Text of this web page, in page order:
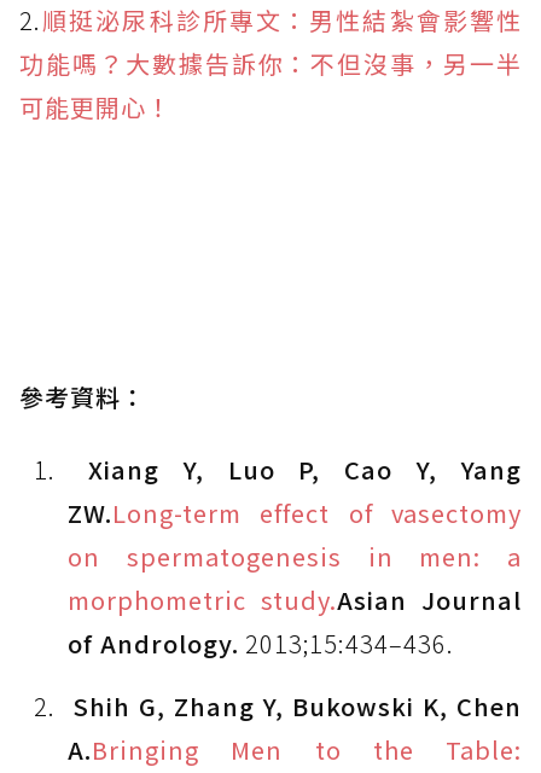
2.順挺泌尿科診所專文：男性結紮會影響性
功能嗎？大數據告訴你：不但沒事，另一半
可能更開心！
參考資料：
Xiang Y, Luo P, Cao Y, Yang
ZW.Long-term effect of vasectomy
on spermatogenesis in men: a
morphometric study.Asian Journal
of Andrology. 2013;15:434–436.
Shih G, Zhang Y, Bukowski K, Chen
A.Bringing Men to the Table: